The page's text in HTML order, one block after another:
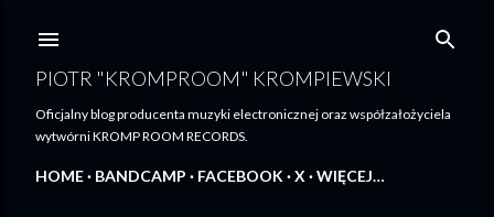
PIOTR "KROMPROOM" KROMPIEWSKI
Oficjalny blog producenta muzyki electronicznej oraz współzałożyciela
wytwórni KROMP ROOM RECORDS.
HOME BANDCAMP FACEBOOK X WIĘCEJ…